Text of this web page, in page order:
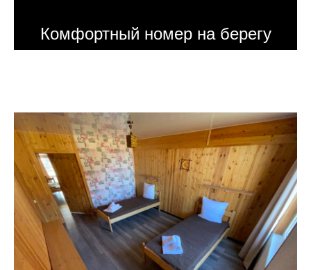
Комфортный номер на берегу